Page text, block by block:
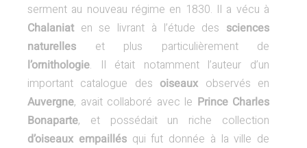
serment au nouveau régime en 1830. Il a vécu à
Chalaniaten se livrant à l’étude des sciences
naturelles et plus particulièrement de
l’ornithologie. Il était notamment l’auteur d’un
important catalogue des oiseaux observés en
Auvergne, avait collaboré avec le Prince Charles
Bonaparte, et possédait un riche collection
d’oiseaux empaillésqui fut donnée à la ville de